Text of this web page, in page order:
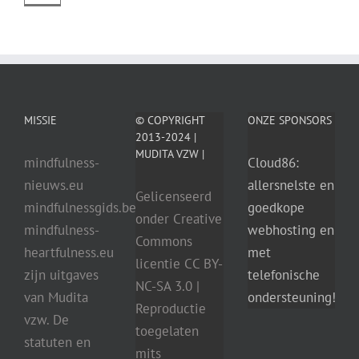
MISSIE
mindfulness-
nieuws.eu
mindfulnessgids.be
mindfulness-
heartfulness.eu
zijn uitgaves
van Mudita
vzw. De
statuten en
© COPYRIGHT
2013-2024 |
MUDITA VZW |
Gelicenseerd
onder Creative
Commons
licentie CC BY-
NC-SA 3.0 |
Reproductie
toegelaten
mits
ONZE SPONSORS
Cloud86:
allersnelste en
goedkope
webhosting en
met
telefonische
ondersteuning!